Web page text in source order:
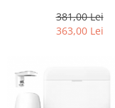
PDPG12P-EG2-WE
381,00 Lei
363,00 Lei